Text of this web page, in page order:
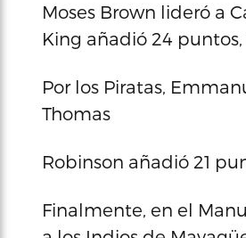
Moses Brown lideró a
King añadió 24 puntos,
Por los Piratas,
Thomas
Robinson añadió 21
Finalmente, en el